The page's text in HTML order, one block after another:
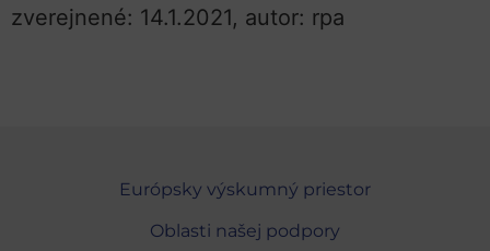
zverejnené: 14.1.2021, autor: rpa
Európsky výskumný priestor
Oblasti našej podpory